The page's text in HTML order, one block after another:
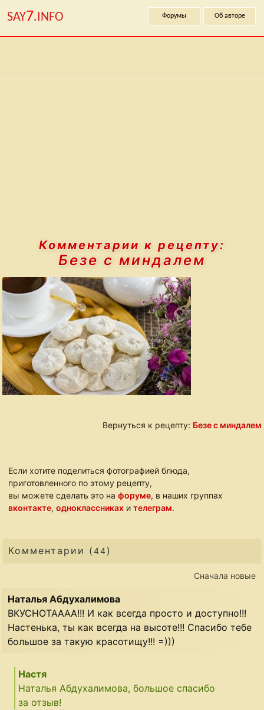
SAY7.INFO Форумы Об авторе
Комментарии к рецепту:
Безе с миндалем
Вернуться к рецепту: Безе с миндалем
Если хотите поделиться фотографией блюда,
приготовленного по этому рецепту,
вы можете сделать это нафоруме, в наших группах
вконтакте,одноклассниках ителеграм.
Комментарии (44)
Сначала новые
Наталья Абдухалимова
ВКУСНОТАААА!!! И как всегда просто и доступно!!!
Настенька, ты как всегда на высоте!!! Спасибо тебе
большое за такую красотищу!!! =)))
Настя
Наталья Абдухалимова, большое спасибо
за отзыв!